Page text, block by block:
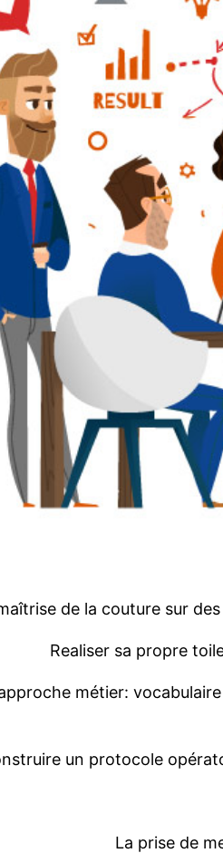
de la couture sur des
Realiser sa propre
métier: vocabulaire
un protocole
La prise de